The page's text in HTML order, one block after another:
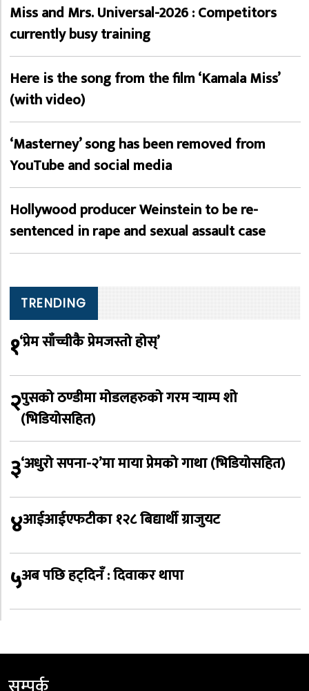
Miss and Mrs. Universal-2026 : Competitors
currently busy training
Here is the song from the film ‘Kamala Miss’
(with video)
‘Masterney’ song has been removed from
YouTube and social media
Hollywood producer Weinstein to be re-
sentenced in rape and sexual assault case
TRENDING
१‘प्रेम साँच्चीकै प्रेमजस्तो होस्’
२पुसको ठण्डीमा मोडलहरुको गरम र्‍याम्प शो
(भिडियोसहित)
३‘अधुरो सपना-२’मा माया प्रेमको गाथा (भिडियोसहित)
४आईआईएफटीका १२८ बिद्यार्थी ग्राजुयट
५अब पछि हट्दिनँ : दिवाकर थापा